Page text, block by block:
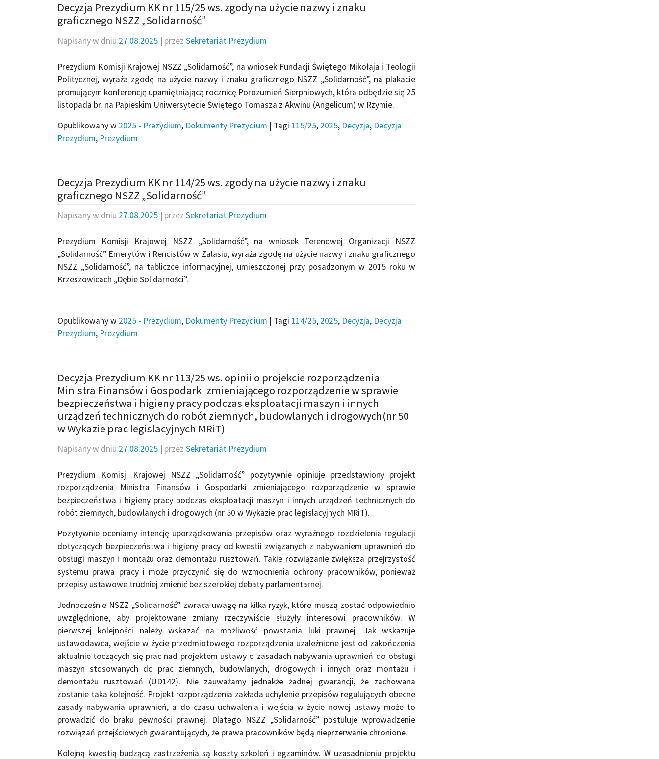
Decyzja Prezydium KK nr 115/25 ws. zgody na użycie nazwy i znaku
graficznego NSZZ „Solidarność”
Napisany w dniu 27.08.2025 | przez Sekretariat Prezydium
Prezydium Komisji Krajowej NSZZ „Solidarność”, na wniosek Fundacji Świętego Mikołaja i Teologii
Politycznej, wyraża zgodę na użycie nazwy i znaku graficznego NSZZ „Solidarność”, na plakacie
promującym konferencję upamiętniającą rocznicę Porozumień Sierpniowych, która odbędzie się 25
listopada br. na Papieskim Uniwersytecie Świętego Tomasza z Akwinu (Angelicum) w Rzymie.
Opublikowany w 2025 - Prezydium, Dokumenty Prezydium | Tagi 115/25, 2025, Decyzja, Decyzja
Prezydium, Prezydium
Decyzja Prezydium KK nr 114/25 ws. zgody na użycie nazwy i znaku
graficznego NSZZ „Solidarność”
Napisany w dniu 27.08.2025 | przez Sekretariat Prezydium
Prezydium Komisji Krajowej NSZZ „Solidarność”, na wniosek Terenowej Organizacji NSZZ
„Solidarność” Emerytów i Rencistów w Zalasiu, wyraża zgodę na użycie nazwy i znaku graficznego
NSZZ „Solidarność”, na tabliczce informacyjnej, umieszczonej przy posadzonym w 2015 roku w
Krzeszowicach „Dębie Solidarności”.
Opublikowany w 2025 - Prezydium, Dokumenty Prezydium | Tagi 114/25, 2025, Decyzja, Decyzja
Prezydium, Prezydium
Decyzja Prezydium KK nr 113/25 ws. opinii o projekcie rozporządzenia
Ministra Finansów i Gospodarki zmieniającego rozporządzenie w sprawie
bezpieczeństwa i higieny pracy podczas eksploatacji maszyn i innych
urządzeń technicznych do robót ziemnych, budowlanych i drogowych(nr 50
w Wykazie prac legislacyjnych MRiT)
Napisany w dniu 27.08.2025 | przez Sekretariat Prezydium
Prezydium Komisji Krajowej NSZZ „Solidarność” pozytywnie opiniuje przedstawiony projekt
rozporządzenia Ministra Finansów i Gospodarki zmieniającego rozporządzenie w sprawie
bezpieczeństwa i higieny pracy podczas eksploatacji maszyn i innych urządzeń technicznych do
robót ziemnych, budowlanych i drogowych (nr 50 w Wykazie prac legislacyjnych MRiT).
Pozytywnie oceniamy intencję uporządkowania przepisów oraz wyraźnego rozdzielenia regulacji
dotyczących bezpieczeństwa i higieny pracy od kwestii związanych z nabywaniem uprawnień do
obsługi maszyn i montażu oraz demontażu rusztowań. Takie rozwiązanie zwiększa przejrzystość
systemu prawa pracy i może przyczynić się do wzmocnienia ochrony pracowników, ponieważ
przepisy ustawowe trudniej zmienić bez szerokiej debaty parlamentarnej.
Jednocześnie NSZZ „Solidarność” zwraca uwagę na kilka ryzyk, które muszą zostać odpowiednio
uwzględnione, aby projektowane zmiany rzeczywiście służyły interesowi pracowników. W
pierwszej kolejności należy wskazać na możliwość powstania luki prawnej. Jak wskazuje
ustawodawca, wejście w życie przedmiotowego rozporządzenia uzależnione jest od zakończenia
aktualnie toczących się prac nad projektem ustawy o zasadach nabywania uprawnień do obsługi
maszyn stosowanych do prac ziemnych, budowlanych, drogowych i innych oraz montażu i
demontażu rusztowań (UD142). Nie zauważamy jednakże żadnej gwarancji, że zachowana
zostanie taka kolejność. Projekt rozporządzenia zakłada uchylenie przepisów regulujących obecne
zasady nabywania uprawnień, a do czasu uchwalenia i wejścia w życie nowej ustawy może to
prowadzić do braku pewności prawnej. Dlatego NSZZ „Solidarność” postuluje wprowadzenie
rozwiązań przejściowych gwarantujących, że prawa pracowników będą nieprzerwanie chronione.
Kolejną kwestią budzącą zastrzeżenia są koszty szkoleń i egzaminów. W uzasadnieniu projektu